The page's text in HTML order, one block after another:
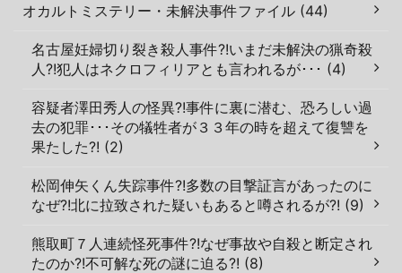
オカルトミステリー・未解決事件ファイル (44)
名古屋妊婦切り裂き殺人事件?!いまだ未解決の猟奇殺
人?!犯人はネクロフィリアとも言われるが･･･ (4)
容疑者澤田秀人の怪異?!事件に裏に潜む、恐ろしい過
去の犯罪･･･その犠牲者が３３年の時を超えて復讐を
果たした?! (2)
松岡伸矢くん失踪事件?!多数の目撃証言があったのに
なぜ?!北に拉致された疑いもあると噂されるが?! (9)
熊取町７人連続怪死事件?!なぜ事故や自殺と断定され
たのか?!不可解な死の謎に迫る?! (8)